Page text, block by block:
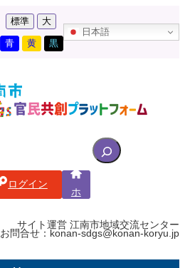
標準 大
青 黄 黒
日本語
a
r
h
f
ログイン
ホ
ム
サイト運営 江南市地域交流センター
お問合せ：konan-sdgs@konan-koryu.jp